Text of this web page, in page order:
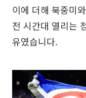
이에 더해 북중미
전 시간대 열리는
유였습니다.